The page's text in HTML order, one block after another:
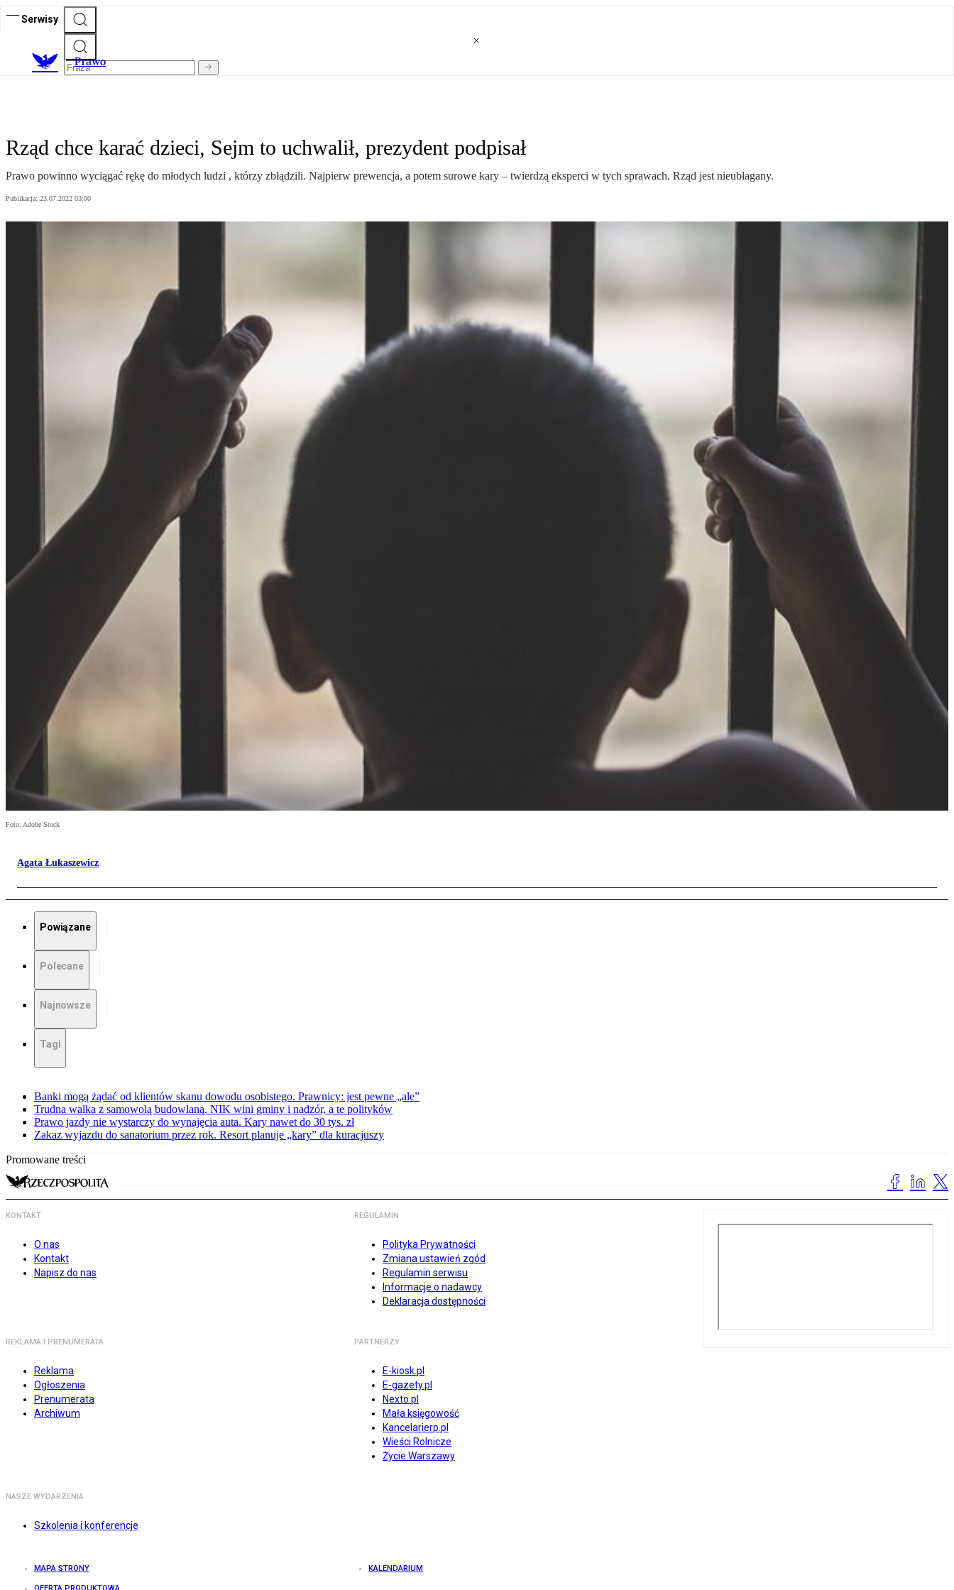
Serwisy
Prawo
Rząd chce karać dzieci, Sejm to uchwalił, prezydent podpisał
Prawo powinno wyciągać rękę do młodych ludzi , którzy zbłądzili. Najpierw prewencja, a potem surowe kary – twierdzą eksperci w tych sprawach. Rząd jest nieubłagany.
Publikacja: 23.07.2022 03:00
Foto: Adobe Stock
Agata Łukaszewicz
Powiązane
Polecane
Najnowsze
Tagi
Banki mogą żądać od klientów skanu dowodu osobistego. Prawnicy: jest pewne „ale”
Trudna walka z samowolą budowlaną. NIK wini gminy i nadzór, a te polityków
Prawo jazdy nie wystarczy do wynajęcia auta. Kary nawet do 30 tys. zł
Zakaz wyjazdu do sanatorium przez rok. Resort planuje „kary” dla kuracjuszy
Promowane treści
KONTAKT
O nas
Kontakt
Napisz do nas
REGULAMIN
Polityka Prywatności
Zmiana ustawień zgód
Regulamin serwisu
Informacje o nadawcy
Deklaracja dostępności
REKLAMA I PRENUMERATA
Reklama
Ogłoszenia
Prenumerata
Archiwum
PARTNERZY
E-kiosk.pl
E-gazety.pl
Nexto.pl
Mała księgowość
Kancelarierp.pl
Wieści Rolnicze
Życie Warszawy
NASZE WYDARZENIA
Szkolenia i konferencje
MAPA STRONY KALENDARIUM